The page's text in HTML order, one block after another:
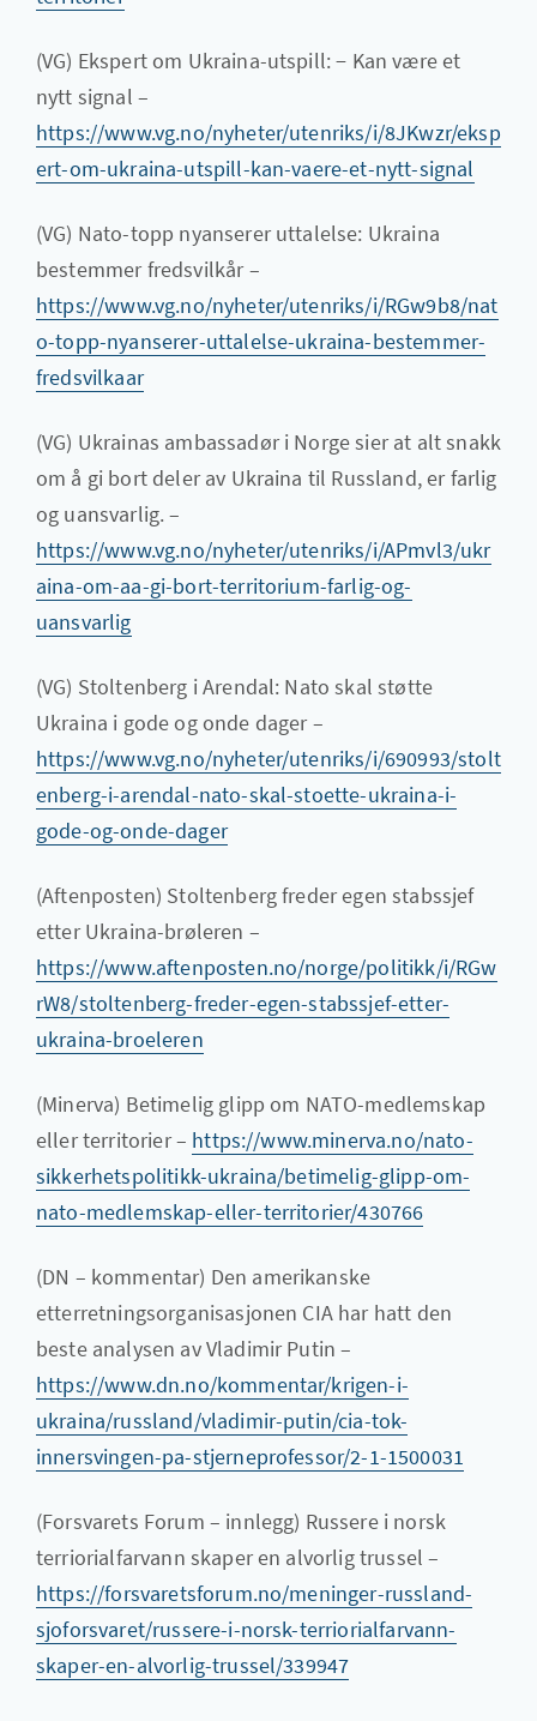
(VG) Ekspert om Ukraina-utspill: − Kan være et
nytt signal –
https://www.vg.no/nyheter/utenriks/i/8JKwzr/eksp
ert-om-ukraina-utspill-kan-vaere-et-nytt-signal
(VG) Nato-topp nyanserer uttalelse: Ukraina
bestemmer fredsvilkår –
https://www.vg.no/nyheter/utenriks/i/RGw9b8/nat
o-topp-nyanserer-uttalelse-ukraina-bestemmer-
fredsvilkaar
(VG) Ukrainas ambassadør i Norge sier at alt snakk
om å gi bort deler av Ukraina til Russland, er farlig
og uansvarlig. –
https://www.vg.no/nyheter/utenriks/i/APmvl3/ukr
aina-om-aa-gi-bort-territorium-farlig-og-
uansvarlig
(VG) Stoltenberg i Arendal: Nato skal støtte
Ukraina i gode og onde dager –
https://www.vg.no/nyheter/utenriks/i/690993/stolt
enberg-i-arendal-nato-skal-stoette-ukraina-i-
gode-og-onde-dager
(Aftenposten) Stoltenberg freder egen stabssjef
etter Ukraina-brøleren –
https://www.aftenposten.no/norge/politikk/i/RGw
rW8/stoltenberg-freder-egen-stabssjef-etter-
ukraina-broeleren
(Minerva) Betimelig glipp om NATO-medlemskap
eller territorier – https://www.minerva.no/nato-
sikkerhetspolitikk-ukraina/betimelig-glipp-om-
nato-medlemskap-eller-territorier/430766
(DN – kommentar) Den amerikanske
etterretningsorganisasjonen CIA har hatt den
beste analysen av Vladimir Putin –
https://www.dn.no/kommentar/krigen-i-
ukraina/russland/vladimir-putin/cia-tok-
innersvingen-pa-stjerneprofessor/2-1-1500031
(Forsvarets Forum – innlegg) Russere i norsk
terriorialfarvann skaper en alvorlig trussel –
https://forsvaretsforum.no/meninger-russland-
sjoforsvaret/russere-i-norsk-terriorialfarvann-
skaper-en-alvorlig-trussel/339947